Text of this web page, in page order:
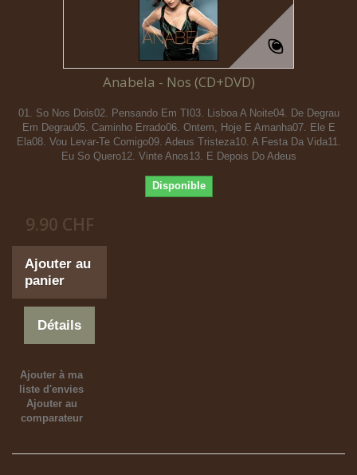
Anabela - Nos (CD+DVD)
01. So Nos Dois02. Pensando Em TI03. Lisboa A Noite04. De Degrau
Em Degrau05. Caminho Errado06. Ontem, Hoje E Amanha07. Ele E
Ela08. Vou Levar-Te Comigo09. Adeus Tristeza10. A Festa Da Vida11.
Eu So Quero12. Vinte Anos13. E Depois Do Adeus
Disponible
9.90 CHF
Ajouter au
panier
Détails
Ajouter à ma
liste d'envies
Ajouter au
comparateur